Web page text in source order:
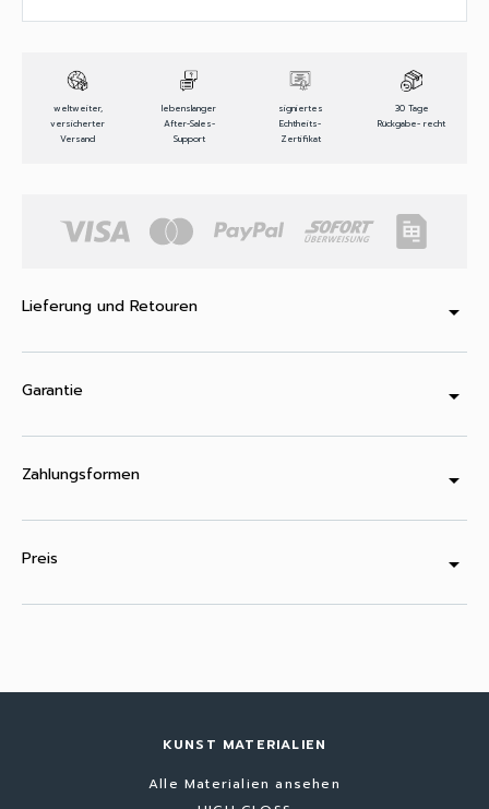
weltweiter,
versicherter
Versand
lebenslanger
After-Sales-
Support
signiertes
Echtheits-
Zertifikat
30 Tage
Rückgabe- recht
Lieferung und Retouren arrow_drop_down
Garantie arrow_drop_down
Zahlungsformen arrow_drop_down
Preis arrow_drop_down
KUNST MATERIALIEN
Alle Materialien ansehen